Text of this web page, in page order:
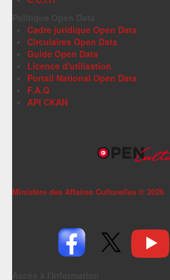
Cadre juridique Open Data
Circulaires Open Data
Guide Open Data
Licence d'utilisation
Portail National Open Data
F.A.Q
API CKAN
Ministère des Affaires Culturelles © 2026